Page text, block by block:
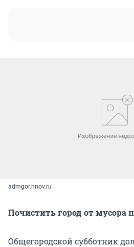
admgor.nnov.ru
Почистить город от мусора
Общегородской субботник